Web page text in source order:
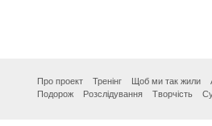
Про проект Тренінг Щоб ми так жили
Подорож
Розслідування Творчість